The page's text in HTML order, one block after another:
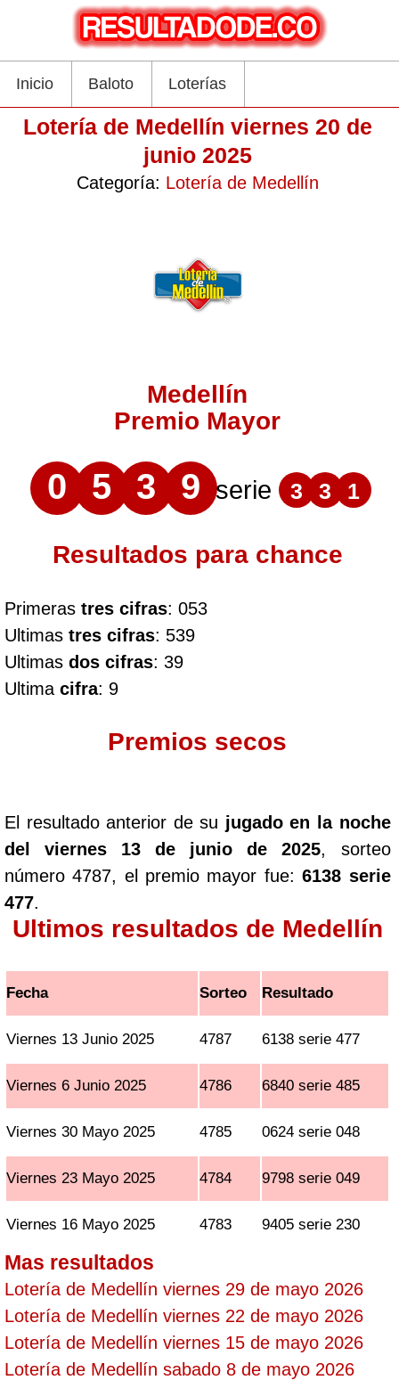
Inicio Baloto Loterías
Lotería de Medellín viernes 20 de
junio 2025
Categoría: Lotería de Medellín
Medellín
Premio Mayor
0 5 3 9 serie 3 3 1
Resultados para chance
Primeras tres cifras: 053
Ultimas tres cifras: 539
Ultimas dos cifras: 39
Ultima cifra: 9
Premios secos
El resultado anterior de su jugado en la noche
del viernes 13 de junio de 2025, sorteo
número 4787, el premio mayor fue:6138 serie
477.
Ultimos resultados de Medellín
Fecha Sorteo Resultado
Viernes 13 Junio 2025 4787 6138 serie 477
Viernes 6 Junio 2025 4786 6840 serie 485
Viernes 30 Mayo 2025 4785 0624 serie 048
Viernes 23 Mayo 2025 4784 9798 serie 049
Viernes 16 Mayo 2025 4783 9405 serie 230
Mas resultados
Lotería de Medellín viernes 29 de mayo 2026
Lotería de Medellín viernes 22 de mayo 2026
Lotería de Medellín viernes 15 de mayo 2026
Lotería de Medellín sabado 8 de mayo 2026